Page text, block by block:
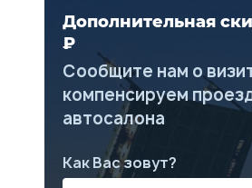
(ESС) и антипробуксовочная
система (TCS)
Гидравлическая система
помощи при торможении
Система помощи при старте
на подъеме (HHC) и при
движении под уклон (HDC)
Система мониторинга
давления в шинах (TPMS)
Противоугонная
Дополнительная
₽
Сообщите нам о
компенсируем
автосалона
Как Вас зовут?